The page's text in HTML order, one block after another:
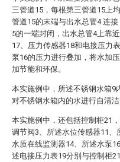
三管道15，每根第三管道15上
管道15的末端与出水总管4 连
5的一端封闭，出水总管4上靠
17、压力传感器18和电接压力
泵16的压力进行叠加，将水加
加节能和环保。
本实施例中，所述不锈钢水箱9
对不锈钢水箱内的水进行自清洁
本实施例中，还包括控制柜21
调节阀3、所述水位传感器11、
水质在线监测器14、所述水泵
述电接压力表19分别与控制柜